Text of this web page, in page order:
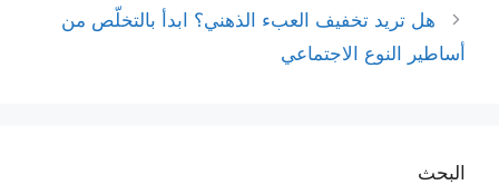
هل تريد تخفيف العبء الذهني؟ ابدأ بالتخلّص من
أساطير النوع الاجتماعي
البحث